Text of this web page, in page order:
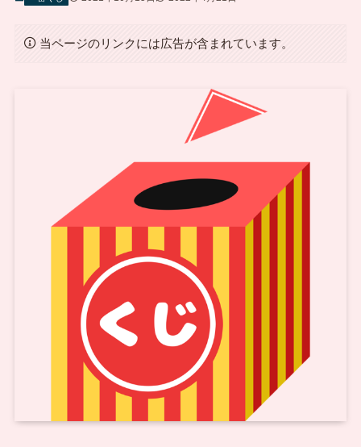
当ページのリンクには広告が含まれています。